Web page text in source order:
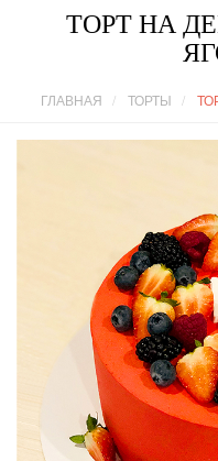
ТОРТ НА
ГЛАВНАЯ ТОРТЫ